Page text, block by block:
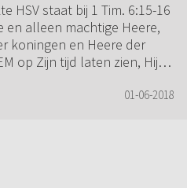
HSV staat bij 1 Tim. 6:15-16
en alleen machtige Heere,
koningen en Heere der
op Zijn tijd laten zien, Hij
01-06-2018